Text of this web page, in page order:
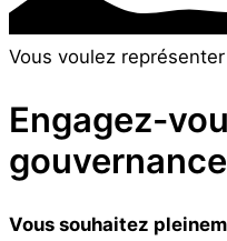
Vous voulez
Engagez-
Vous souhaitez